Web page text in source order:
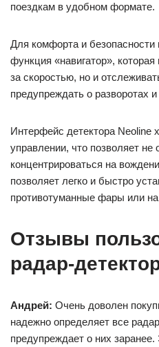
поездкам в удобном формате.
Для комфорта и безопасности
функция «навигатор»,
за скоростью, но и
предупреждать о разворотах и
Интерфейс детектора Neoline
управлении, что позволяет не
концентрироваться на
позволяет легко и быстро
противотуманные фары или
Отзывы
радар-
Андрей: Очень доволен
надежно определяет все
предупреждает о них